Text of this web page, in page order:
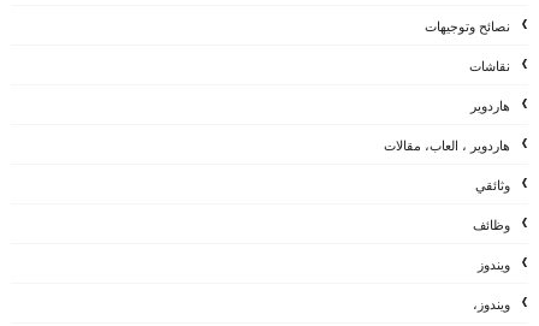
نصائح وتوجيهات
نقاشات
هاردوير
هاردوير ، العاب، مقالات
وثائقي
وظائف
ويندوز
ويندوز،